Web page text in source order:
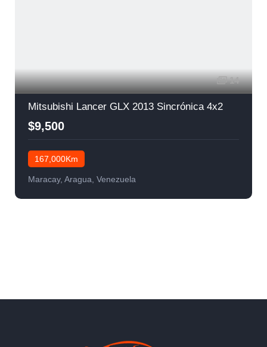
14
Mitsubishi Lancer GLX 2013 Sincrónica 4x2
$9,500
167,000Km
Maracay, Aragua, Venezuela